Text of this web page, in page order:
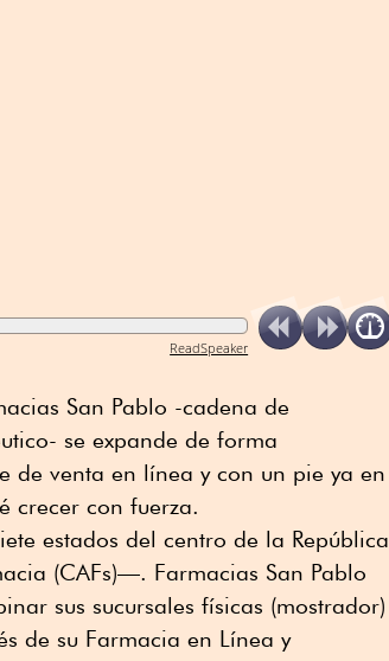
ReadSpeaker
San Pablo -cadena de
se expande de forma
de venta en línea y con un pie ya en
crecer con fuerza.
estados del centro de la República
(CAFs)—. Farmacias San Pablo
sus sucursales físicas (mostrador)
de su Farmacia en Línea y